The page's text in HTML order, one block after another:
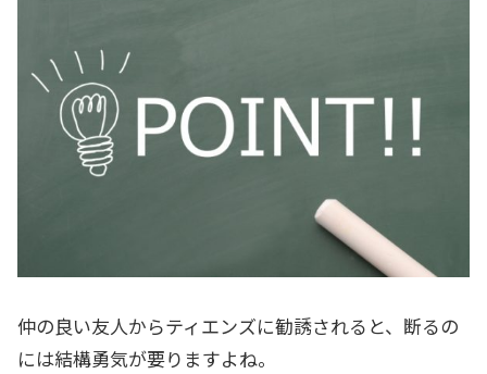
仲の良い友人からティエンズに勧誘されると、断るの
には結構勇気が要りますよね。